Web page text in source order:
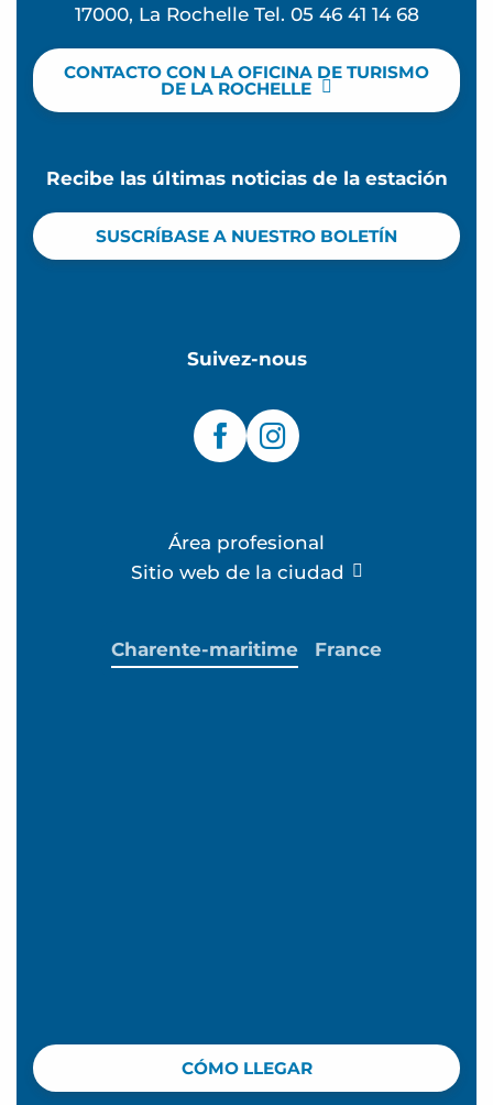
17000, La Rochelle Tel. 05 46 41 14 68
CONTACTO CON LA OFICINA DE TURISMO
DE LA ROCHELLE
Recibe las últimas noticias de la estación
SUSCRÍBASE A NUESTRO BOLETÍN
Suivez-nous
Área profesional
Sitio web de la ciudad
CÓMO LLEGAR
Charente-maritime France